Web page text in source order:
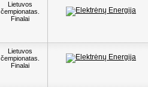
Lietuvos
čempionatas.
Finalai
Lietuvos
čempionatas.
Finalai